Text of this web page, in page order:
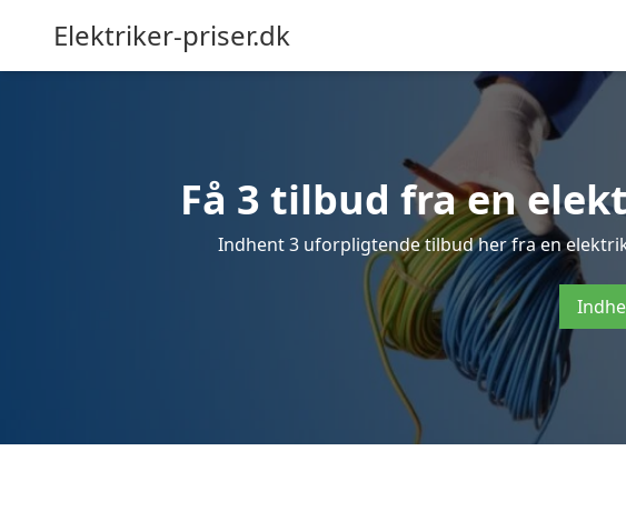
Elektriker-priser.dk
Få 3 tilbud fra en
Indhent 3 uforpligtende tilbud her fra en